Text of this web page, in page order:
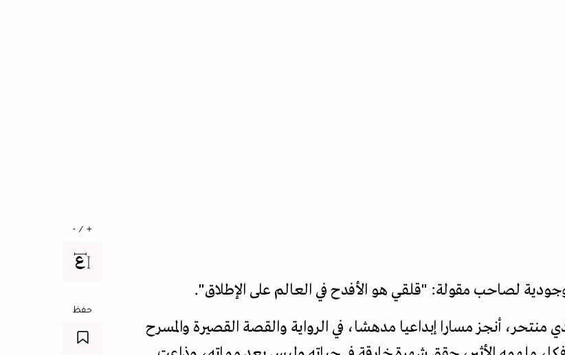
لصاحب مقولة: "قلقي هو الأفدح في العالم على الإطلاق".
1954)، كاتب سويدي منتحر، أنجز مسارا إبداعيا مدهشا، في الرواية والقصة القصيرة والمسرح
+ / -
حفظ